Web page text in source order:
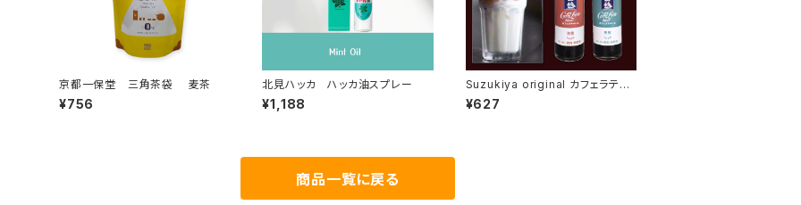
京都一保堂 三角茶袋 麦茶
¥756
北見ハッカ ハッカ油スプレー
¥1,188
Suzukiya original カフェラテベ
ース
¥627
商品一覧に戻る